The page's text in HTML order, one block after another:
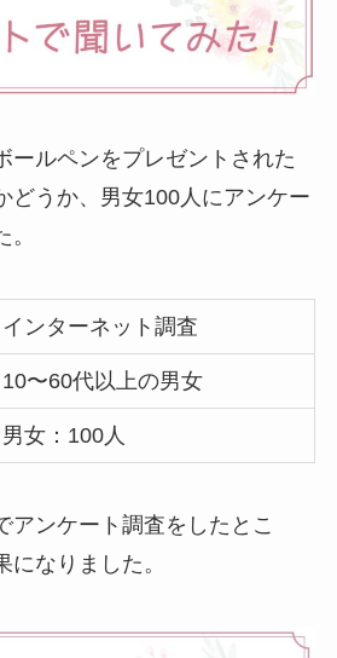
いしもらってもいら
ないのか調査！
ルのプレゼントは嬉
しくない
？男性•女性
におしゃれなブラン
ボールペンのプレゼ
ントは嬉しくない
男女のブランドや名
入れはどうする？
【691人回答】
トは嬉しくない ？セ
ンスいいものや1000
【男女100人回答】マ
ールペンをプレゼントされた
どうか、男女100人にアンケー
インターネット調査
10〜60代以上の男女
男女：100人
アンケート調査をしたとこ
になりました。